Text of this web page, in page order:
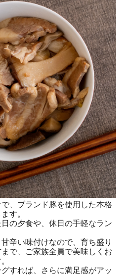
、ブランド豚を使用した本格
す。
の夕食や、休日の手軽なラン
辛い味付けなので、育ち盛り
で、ご家族全員で美味しくお
すれば、さらに満足感がアッ